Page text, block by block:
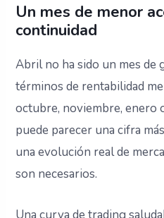
Un mes de menor
continuidad
Abril no ha sido un mes de
términos de rentabilidad
octubre, noviembre, enero
puede parecer una cifra
una evolución real de
son necesarios.